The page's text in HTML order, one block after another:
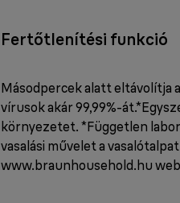
Fertőtlenítési funkció
Másodpercek alatt eltávolítja
vírusok akár 99,99%-
környezetet. *Független
vasalási művelet a
www.braunhousehold.hu